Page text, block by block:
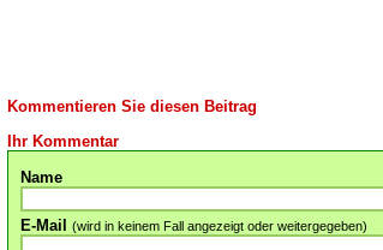
Kommentieren Sie diesen Beitrag
Ihr Kommentar
Name
E-Mail (wird in keinem Fall angezeigt oder weitergegeben)